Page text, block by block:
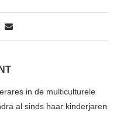
in de multiculturele
al sinds haar kinderjaren